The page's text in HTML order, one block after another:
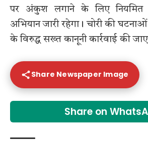
पर अंकुश लगाने के लिए
अभियान जारी रहेगा। चोरी की
के विरुद्ध सख्त कानूनी कार्रवाई की
Share Newspaper Image
Share on